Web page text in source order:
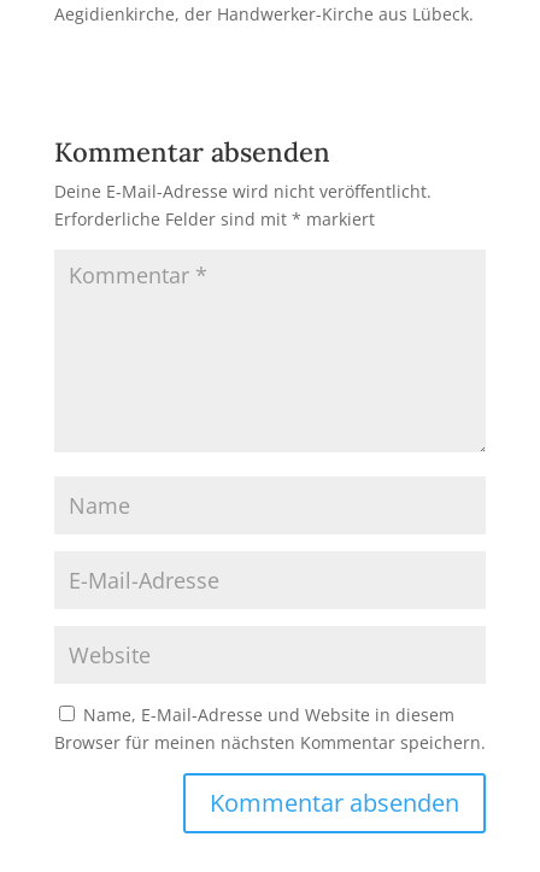
Aegidienkirche, der Handwerker-Kirche aus Lübeck.
Kommentar absenden
Deine E-Mail-Adresse wird nicht veröffentlicht.
Erforderliche Felder sind mit * markiert
Name, E-Mail-Adresse und Website in diesem
Browser für meinen nächsten Kommentar speichern.